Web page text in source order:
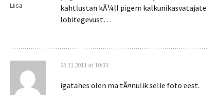
Liisa
kahtlustan kÃ¼ll pigem kalkunikasvatajate
lobitegevust…
25.11.2011 at 10:33
igatahes olen ma tÃ¤nulik selle foto eest.